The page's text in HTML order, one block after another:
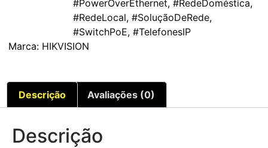
#PowerOverEthernet, #RedeDoméstica,
#RedeLocal, #SoluçãoDeRede,
#SwitchPoE, #TelefonesIP
Marca: HIKVISION
Descrição Avaliações (0)
Descrição